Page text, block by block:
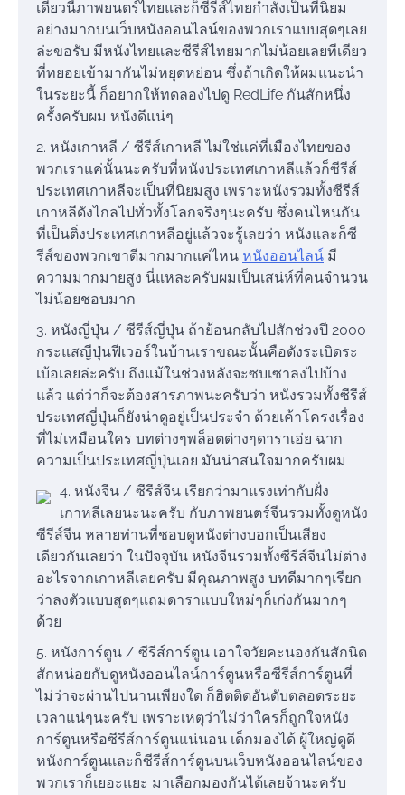
เดี๋ยวนี้ภาพยนตร์ไทยและก็ซีรีส์ไทยกำลังเป็นที่นิยม
อย่างมากบนเว็บหนังออนไลน์ของพวกเราแบบสุดๆเลย
ล่ะขอรับ มีหนังไทยและซีรีส์ไทยมากไม่น้อยเลยทีเดียว
ที่ทยอยเข้ามากันไม่หยุดหย่อน ซึ่งถ้าเกิดให้ผมแนะนำ
ในระยะนี้ ก็อยากให้ทดลองไปดู RedLife กันสักหนึ่ง
ครั้งครับผม หนังดีแน่ๆ
2. หนังเกาหลี / ซีรีส์เกาหลี ไม่ใช่แค่ที่เมืองไทยของ
พวกเราแค่นั้นนะครับที่หนังประเทศเกาหลีแล้วก็ซีรีส์
ประเทศเกาหลีจะเป็นที่นิยมสูง เพราะหนังรวมทั้งซีรีส์
เกาหลีดังไกลไปทั่วทั้งโลกจริงๆนะครับ ซึ่งคนไหนกัน
ที่เป็นติ่งประเทศเกาหลีอยู่แล้วจะรู้เลยว่า หนังและก็ซี
รีส์ของพวกเขาดีมากมากแค่ไหน หนังออนไลน์ มี
ความมากมายสูง นี่แหละครับผมเป็นเสน่ห์ที่คนจำนวน
ไม่น้อยชอบมาก
3. หนังญี่ปุ่น / ซีรีส์ญี่ปุ่น ถ้าย้อนกลับไปสักช่วงปี 2000
กระแสญีปุ่นฟีเวอร์ในบ้านเราขณะนั้นคือดังระเบิดระ
เบ้อเลยล่ะครับ ถึงแม้ในช่วงหลังจะซบเซาลงไปบ้าง
แล้ว แต่ว่าก็จะต้องสารภาพนะครับว่า หนังรวมทั้งซีรีส์
ประเทศญี่ปุ่นก็ยังน่าดูอยู่เป็นประจำ ด้วยเค้าโครงเรื่อง
ที่ไม่เหมือนใคร บทต่างๆพล็อตต่างๆดาราเอ่ย ฉาก
ความเป็นประเทศญี่ปุ่นเอย มันน่าสนใจมากครับผม
4. หนังจีน / ซีรีส์จีน เรียกว่ามาแรงเท่ากับฝั่ง
เกาหลีเลยนะนะครับ กับภาพยนตร์จีนรวมทั้งดูหนัง
ซีรีส์จีน หลายท่านที่ชอบดูหนังต่างบอกเป็นเสียง
เดียวกันเลยว่า ในปัจจุบัน หนังจีนรวมทั้งซีรีส์จีนไม่ต่าง
อะไรจากเกาหลีเลยครับ มีคุณภาพสูง บทดีมากๆเรียก
ว่าลงตัวแบบสุดๆแถมดาราแบบใหม่ๆก็เก่งกันมากๆ
ด้วย
5. หนังการ์ตูน / ซีรีส์การ์ตูน เอาใจวัยคะนองกันสักนิด
สักหน่อยกับดูหนังออนไลน์การ์ตูนหรือซีรีส์การ์ตูนที่
ไม่ว่าจะผ่านไปนานเพียงใด ก็ฮิตติดอันดับตลอดระยะ
เวลาแน่ๆนะครับ เพราะเหตุว่าไม่ว่าใครก็ถูกใจหนัง
การ์ตูนหรือซีรีส์การ์ตูนแน่นอน เด็กมองได้ ผู้ใหญ่ดูดี
หนังการ์ตูนและก็ซีรีส์การ์ตูนบนเว็บหนังออนไลน์ของ
พวกเราก็เยอะแยะ มาเลือกมองกันได้เลยจ้านะครับ